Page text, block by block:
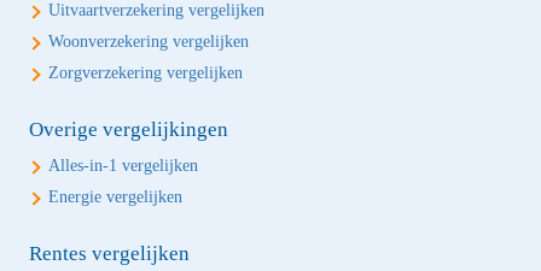
Uitvaartverzekering vergelijken
Woonverzekering vergelijken
Zorgverzekering vergelijken
Overige vergelijkingen
Alles-in-1 vergelijken
Energie vergelijken
Rentes vergelijken